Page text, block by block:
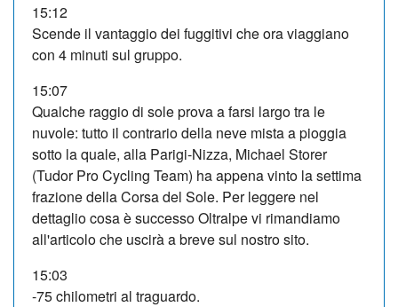
15:12
Scende il vantaggio dei fuggitivi che ora viaggiano
con 4 minuti sul gruppo.
15:07
Qualche raggio di sole prova a farsi largo tra le
nuvole: tutto il contrario della neve mista a pioggia
sotto la quale, alla Parigi-Nizza, Michael Storer
(Tudor Pro Cycling Team) ha appena vinto la settima
frazione della Corsa del Sole. Per leggere nel
dettaglio cosa è successo Oltralpe vi rimandiamo
all'articolo che uscirà a breve sul nostro sito.
15:03
-75 chilometri al traguardo.